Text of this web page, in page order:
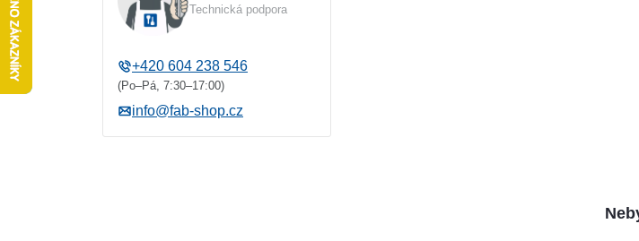
Technická podpora
+420 604 238 546
(Po–Pá, 7:30–17:00)
info@fab-shop.cz